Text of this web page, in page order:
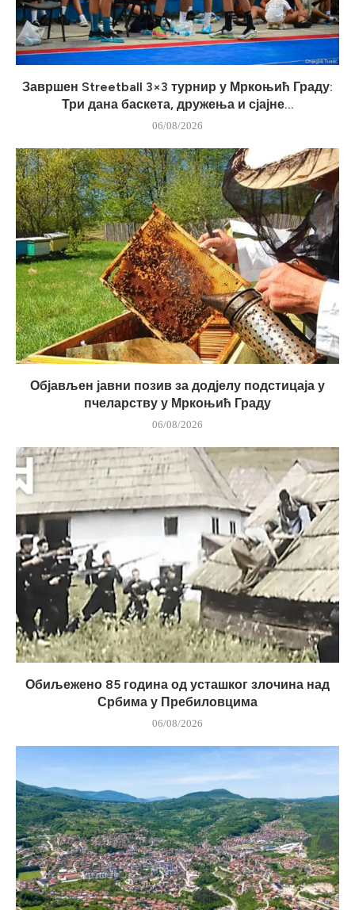
Завршен Streetball 3×3 турнир у Мркоњић Граду:
Три дана баскета, дружења и сјајне...
06/08/2026
Објављен јавни позив за додјелу подстицаја у
пчеларству у Мркоњић Граду
06/08/2026
Обиљежено 85 година од усташког злочина над
Србима у Пребиловцима
06/08/2026